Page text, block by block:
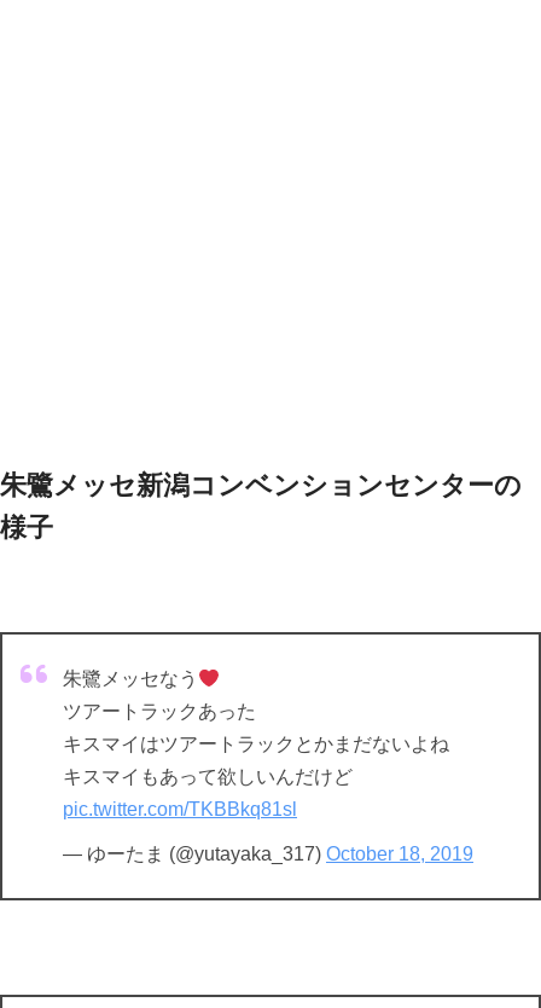
朱鷺メッセ新潟コンベンションセンターの
様子
朱鷺メッセなう
ツアートラックあった
キスマイはツアートラックとかまだないよね
キスマイもあって欲しいんだけど
pic.twitter.com/TKBBkq81sl
— ゆーたま (@yutayaka_317) October 18, 2019